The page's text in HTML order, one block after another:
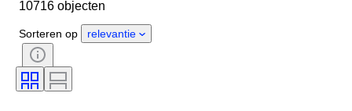
Lengte horlogeband
Land van herkomst
Geslacht
Conditie
Periode
Onderwerp
10716 objecten
Sorteren op relevantie